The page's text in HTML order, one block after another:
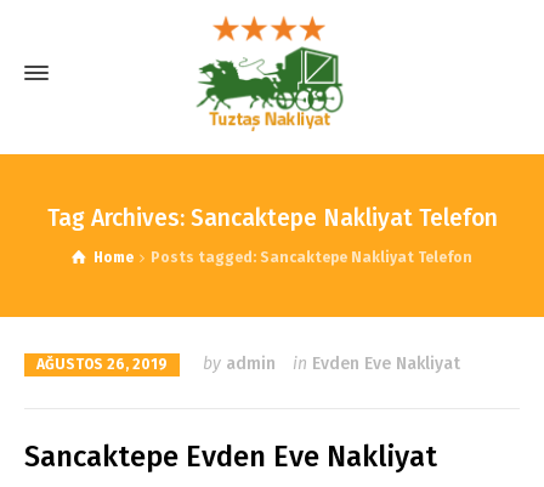
Tag Archives: Sancaktepe Nakliyat Telefon
Home Posts tagged: Sancaktepe Nakliyat Telefon
AĞUSTOS 26, 2019 by admin in Evden Eve Nakliyat
Sancaktepe Evden Eve Nakliyat